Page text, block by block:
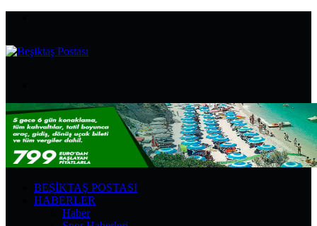
...
BEŞIKTAŞ POSTASI
HABERLER
Haber